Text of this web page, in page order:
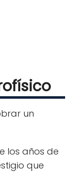
un
los años de
que